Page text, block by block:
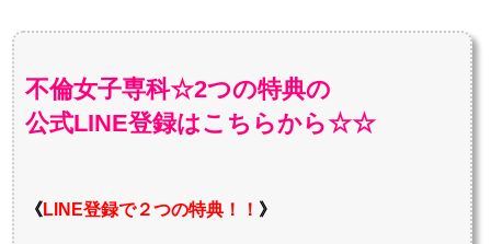
不倫女子専科☆2つの特典の
公式LINE登録はこちらから☆☆
《LINE登録で２つの特典！！ 》